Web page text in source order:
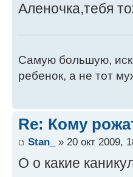
Аленочка,тебя
Самую большую,
ребенок, а не тот
Re: Кому
Stan_ » 20 окт 2009,
О о какие